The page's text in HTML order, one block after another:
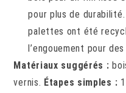
pour plus de
palettes ont été
l’engouement pour
Matériaux suggérés :
vernis. Étapes simples :